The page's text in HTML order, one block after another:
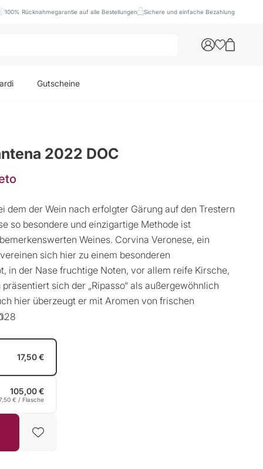
100% Rücknahmegarantie auf alle Bestellungen Sichere und einfache Bezahlung
Gutscheine
2022 DOC
dem der Wein nach erfolgter Gärung auf den Trestern
so besondere und einzigartige Methode ist
Weines. Corvina Veronese, ein
sich hier zu einem besonderen
in der Nase fruchtige Noten, vor allem reife Kirsche,
sich der „Ripasso“ als außergewöhnlich
hier überzeugt er mit Aromen von frischen
17,50 €
105,00 €
€ / Flasche